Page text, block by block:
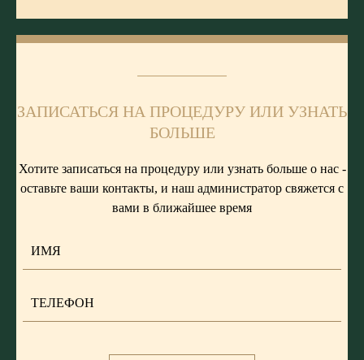
ЗАПИСАТЬСЯ НА ПРОЦЕДУРУ ИЛИ УЗНАТЬ
БОЛЬШЕ
Хотите записаться на процедуру или узнать больше о нас -
оставьте ваши контакты, и наш администратор свяжется с
вами в ближайшее время